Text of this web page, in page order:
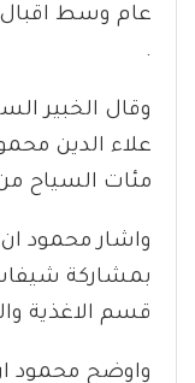
عام وسط اقبال
.
وقال الخبير
علاء الدين
مئات السياح من اكثر من
واشار محمود ان
بمشاركة
قسم الاغذية
واوضح محمود